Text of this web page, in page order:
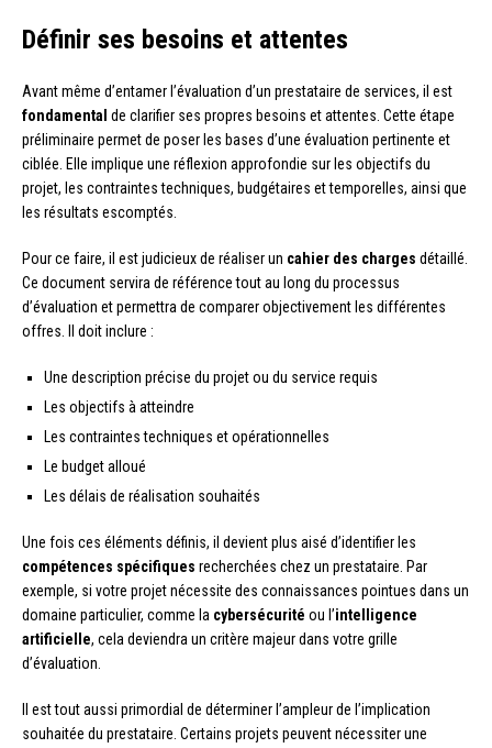
Définir ses besoins et attentes
Avant même d’entamer l’évaluation d’un prestataire de services, il est
fondamental de clarifier ses propres besoins et attentes. Cette étape
préliminaire permet de poser les bases d’une évaluation pertinente et
ciblée. Elle implique une réflexion approfondie sur les objectifs du
projet, les contraintes techniques, budgétaires et temporelles, ainsi que
les résultats escomptés.
Pour ce faire, il est judicieux de réaliser un cahier des charges détaillé.
Ce document servira de référence tout au long du processus
d’évaluation et permettra de comparer objectivement les différentes
offres. Il doit inclure :
Une description précise du projet ou du service requis
Les objectifs à atteindre
Les contraintes techniques et opérationnelles
Le budget alloué
Les délais de réalisation souhaités
Une fois ces éléments définis, il devient plus aisé d’identifier les
compétences spécifiques recherchées chez un prestataire. Par
exemple, si votre projet nécessite des connaissances pointues dans un
domaine particulier, comme la cybersécurité ou l’intelligence
artificielle, cela deviendra un critère majeur dans votre grille
d’évaluation.
Il est tout aussi primordial de déterminer l’ampleur de l’implication
souhaitée du prestataire. Certains projets peuvent nécessiter une